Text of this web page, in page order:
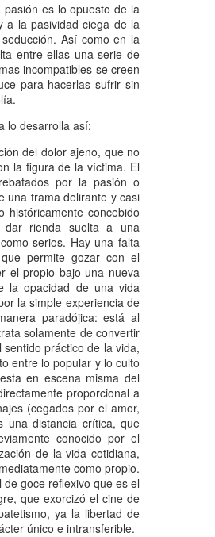
es lo opuesto de la
a la pasividad ciega de la
Así como en la
entre ellas una serie de
incompatibles se creen
para hacerlas sufrir sin
lo desarrolla así:
del dolor ajeno, que no
la figura de la víctima. El
por la pasión o
una trama delirante y casi
concebido
dar rienda suelta a una
serios. Hay una falta
permite gozar con el
el propio bajo una nueva
la opacidad de una vida
la simple experiencia de
paradójica: está al
solamente de convertir
práctico de la vida,
entre lo popular y lo culto
en escena misma del
proporcional a
(cegados por el amor,
una distancia crítica, que
conocido por el
de la vida cotidiana,
como propio.
goce reflexivo que es el
que exorcizó el cine de
ya la libertad de
único e intransferible.
de
le
de
de
el
JAN
13
Un cavaliere della patria
Por Sonia Novello
“Ser abofeteado teniendo las
manos atadas detrás de la
espalda
es algo que no le deseo a nadie”.
Amadeo Novello. Diario de guerra.
Su primera fuga fue una noche
estrellada. Cuenta que avanzaban
arrastrándose por tierra solo
cuando las nubes tapaban la luna.
Es que esta iluminaba demasiado
el borde de la carretera de
pedregullo llena de barro y de
pozos de la zona de montaña por
la que se desplazaban, bajo el
cielo de Yugoslavia.